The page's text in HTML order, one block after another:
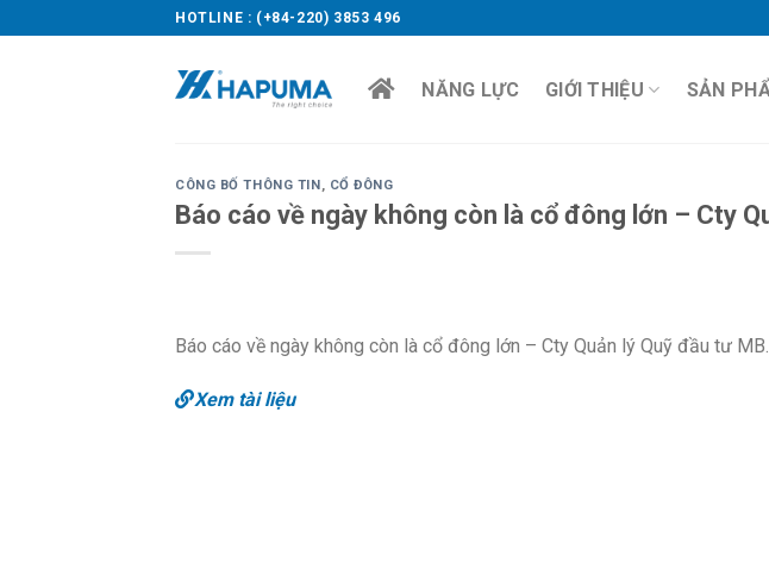
to
HOTLINE : (+84-220) 3853 496
NĂNG LỰC GIỚI THIỆU SẢN
CÔNG BỐ THÔNG TIN, CỔ ĐÔNG
Báo cáo về ngày không còn là cổ đông lớn – Cty
Báo cáo về ngày không còn là cổ đông lớn – Cty Quản lý Quỹ đầu tư MB.
Xem tài liệu